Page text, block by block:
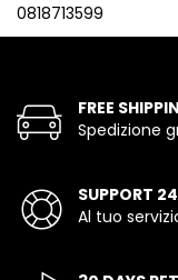
0818713599
FREE
Spedizione
SUPPORT
Al tuo